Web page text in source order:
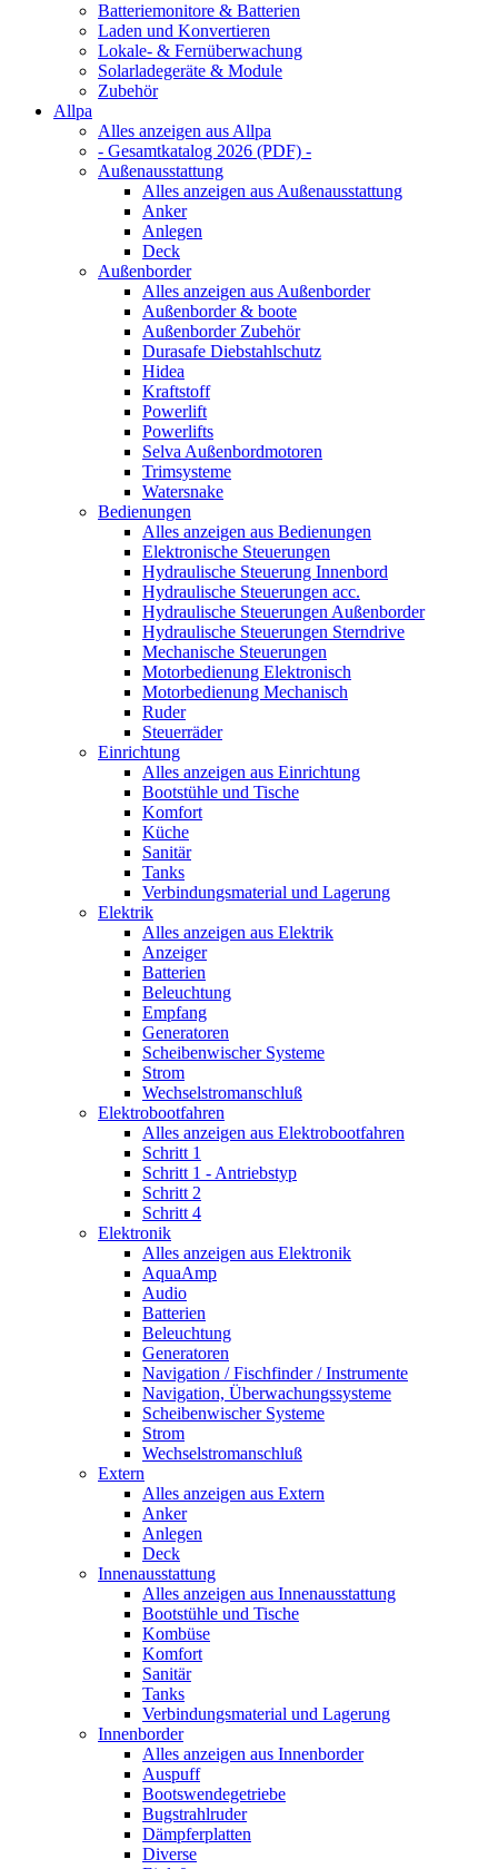
Batteriemonitore & Batterien
Laden und Konvertieren
Lokale- & Fernüberwachung
Solarladegeräte & Module
Zubehör
Allpa
Alles anzeigen aus Allpa
- Gesamtkatalog 2026 (PDF) -
Außenausstattung
Alles anzeigen aus Außenausstattung
Anker
Anlegen
Deck
Außenborder
Alles anzeigen aus Außenborder
Außenborder & boote
Außenborder Zubehör
Durasafe Diebstahlschutz
Hidea
Kraftstoff
Powerlift
Powerlifts
Selva Außenbordmotoren
Trimsysteme
Watersnake
Bedienungen
Alles anzeigen aus Bedienungen
Elektronische Steuerungen
Hydraulische Steuerung Innenbord
Hydraulische Steuerungen acc.
Hydraulische Steuerungen Außenborder
Hydraulische Steuerungen Sterndrive
Mechanische Steuerungen
Motorbedienung Elektronisch
Motorbedienung Mechanisch
Ruder
Steuerräder
Einrichtung
Alles anzeigen aus Einrichtung
Bootstühle und Tische
Komfort
Küche
Sanitär
Tanks
Verbindungsmaterial und Lagerung
Elektrik
Alles anzeigen aus Elektrik
Anzeiger
Batterien
Beleuchtung
Empfang
Generatoren
Scheibenwischer Systeme
Strom
Wechselstromanschluß
Elektrobootfahren
Alles anzeigen aus Elektrobootfahren
Schritt 1
Schritt 1 - Antriebstyp
Schritt 2
Schritt 4
Elektronik
Alles anzeigen aus Elektronik
AquaAmp
Audio
Batterien
Beleuchtung
Generatoren
Navigation / Fischfinder / Instrumente
Navigation, Überwachungssysteme
Scheibenwischer Systeme
Strom
Wechselstromanschluß
Extern
Alles anzeigen aus Extern
Anker
Anlegen
Deck
Innenausstattung
Alles anzeigen aus Innenausstattung
Bootstühle und Tische
Kombüse
Komfort
Sanitär
Tanks
Verbindungsmaterial und Lagerung
Innenborder
Alles anzeigen aus Innenborder
Auspuff
Bootswendegetriebe
Bugstrahlruder
Dämpferplatten
Diverse